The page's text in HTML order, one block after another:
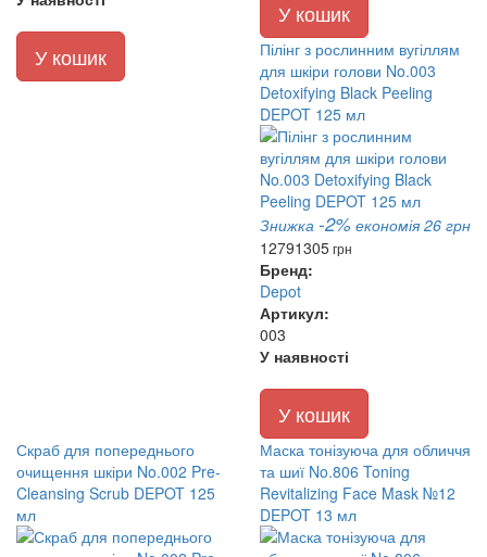
У кошик
У кошик
Пілінг з рослинним вугіллям
для шкіри голови No.003
Detoxifying Black Peeling
DEPOT 125 мл
Знижка -2% економія 26 грн
12791305грн
Бренд:
Depot
Артикул:
003
У наявності
У кошик
Скраб для попереднього
очищення шкіри No.002 Pre-
Cleansing Scrub DEPOT 125
мл
Маска тонізуюча для обличчя
та шиї No.806 Toning
Revitalizing Face Mask №12
DEPOT 13 мл